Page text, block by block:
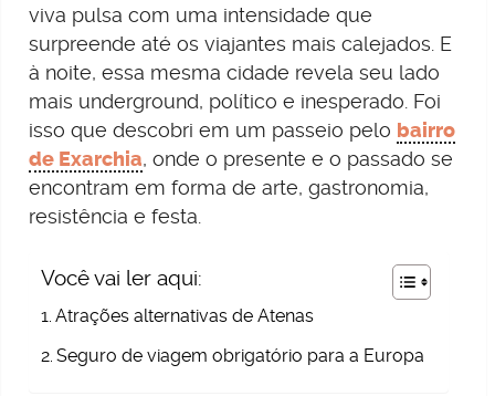
viva pulsa com uma intensidade que
surpreende até os viajantes mais calejados. E
à noite, essa mesma cidade revela seu lado
mais underground, político e inesperado. Foi
isso que descobri em um passeio pelo bairro
de Exarchia, onde o presente e o passado se
encontram em forma de arte, gastronomia,
resistência e festa.
Você vai ler aqui:
Atrações alternativas de Atenas
Seguro de viagem obrigatório para a Europa